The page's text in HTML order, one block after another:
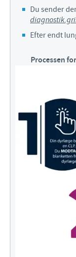
Du sender
Efter endt
Processen